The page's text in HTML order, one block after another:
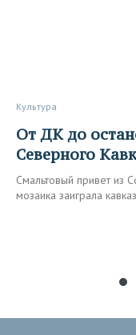
Культура
От ДК до остановок: мозаичное наследие
Северного
Смальтовый привет из
мозаика заиграла